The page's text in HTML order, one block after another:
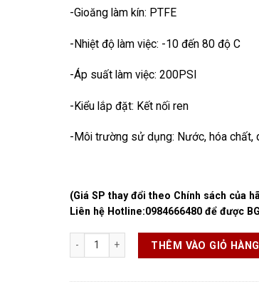
-Gioăng làm kín: PTFE
-Nhiệt độ làm việc: -10 đến 80 độ C
-Áp suất làm việc: 200PSI
-Kiểu lắp đặt: Kết nối ren
-Môi trường sử dụng: Nước, hóa chất,
(Giá SP thay đổi theo Chính sách của
Liên hệ Hotline:0984666480 để được
Van phao cơ Sanwa DN20 số lượng
THÊM VÀO GIỎ HÀNG